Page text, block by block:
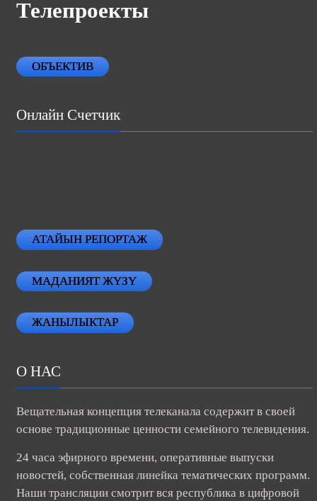
Телепроекты
ОБЪЕКТИВ
Онлайн Счетчик
АТАЙЫН РЕПОРТАЖ
МАДАНИЯТ ЖҮЗҮ
ЖАНЫЛЫКТАР
О НАС
Вещательная концепция телеканала содержит в своей
основе традиционные ценности семейного телевидения.
24 часа эфирного времени, оперативные выпуски
новостей, собственная линейка тематических программ.
Наши трансляции смотрит вся республика в цифровой